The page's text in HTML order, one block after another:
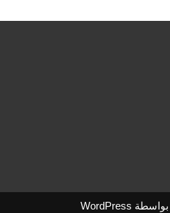
WordPress